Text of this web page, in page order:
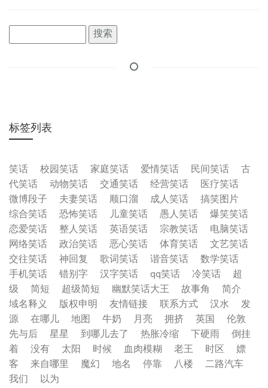
标签列表
笑话 校园笑话 家庭笑话 爱情笑话 民间笑话
古
代笑话
动物笑话 交通笑话 经营笑话
医疗笑话
微博段子
夫妻笑话 顺口溜 成人笑话
搞笑图片
综合笑话
恐怖笑话 儿童笑话 愚人笑话
爆笑笑话
恋爱笑话
整人笑话 英语笑话 宗教笑话
电脑笑话
网络笑话
政治笑话 恶心笑话 体育笑话
文艺笑话
交往笑话
神回复 歌词笑话 谐音笑话
数学笑话
手机笑话
错别字 汉字笑话 qq笑话 冷笑话
超
级
简短 超级简短 幽默笑话大王 故事角
简介
域名释义
版权申明 友情链接 联系方式 汉水
发
源
在哪儿 地图 牛奶 月亮 拥挤 英国
伦敦
先与后
星星 到哪儿去了 热胀冷缩 下硬雨
倒挂
着
没有 太阳 时候 血肉模糊 老王 时区
嫖
客
来自哪里 魔幻 地名 停靠 八楼
二路汽车
我们
以为